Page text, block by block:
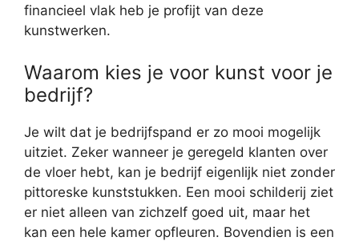
financieel vlak heb je profijt van deze
kunstwerken.
Waarom kies je voor kunst voor je
bedrijf?
Je wilt dat je bedrijfspand er zo mooi mogelijk
uitziet. Zeker wanneer je geregeld klanten over
de vloer hebt, kan je bedrijf eigenlijk niet zonder
pittoreske kunststukken. Een mooi schilderij ziet
er niet alleen van zichzelf goed uit, maar het
kan een hele kamer opfleuren. Bovendien is een